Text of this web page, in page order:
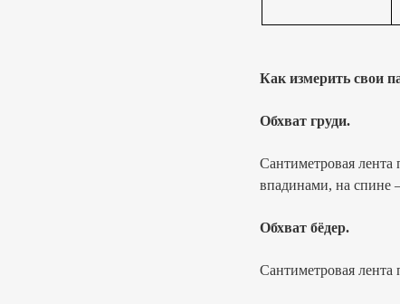
Как измерить свои
Обхват груди.
Сантиметровая
впадинами, на
Обхват бёдер.
Сантиметровая